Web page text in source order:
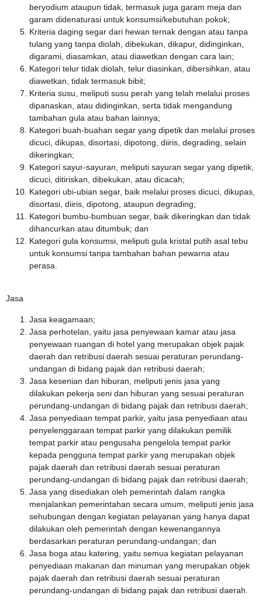
beryodium ataupun tidak, termasuk juga garam meja dan
garam didenaturasi untuk konsumsi/kebutuhan pokok;
Kriteria daging segar dari hewan ternak dengan atau tanpa
tulang yang tanpa diolah, dibekukan, dikapur, didinginkan,
digarami, diasamkan, atau diawetkan dengan cara lain;
Kategori telur tidak diolah, telur diasinkan, dibersihkan, atau
diawetkan, tidak termasuk bibit;
Kriteria susu, meliputi susu perah yang telah melalui proses
dipanaskan, atau didinginkan, serta tidak mengandung
tambahan gula atau bahan lainnya;
Kategori buah-buahan segar yang dipetik dan melalui proses
dicuci, dikupas, disortasi, dipotong, diiris, degrading, selain
dikeringkan;
Kategori sayur-sayuran, meliputi sayuran segar yang dipetik,
dicuci, ditiriskan, dibekukan, atau dicacah;
Kategori ubi-ubian segar, baik melalui proses dicuci, dikupas,
disortasi, diiris, dipotong, ataupun degrading;
Kategori bumbu-bumbuan segar, baik dikeringkan dan tidak
dihancurkan atau ditumbuk; dan
Kategori gula konsumsi, meliputi gula kristal putih asal tebu
untuk konsumsi tanpa tambahan bahan pewarna atau
perasa.
Jasa
Jasa keagamaan;
Jasa perhotelan, yaitu jasa penyewaan kamar atau jasa
penyewaan ruangan di hotel yang merupakan objek pajak
daerah dan retribusi daerah sesuai peraturan perundang-
undangan di bidang pajak dan retribusi daerah;
Jasa kesenian dan hiburan, meliputi jenis jasa yang
dilakukan pekerja seni dan hiburan yang sesuai peraturan
perundang-undangan di bidang pajak dan retribusi daerah;
Jasa penyediaan tempat parkir, yaitu jasa penyediaan atau
penyelenggaraan tempat parkir yang dilakukan pemilik
tempat parkir atau pengusaha pengelola tempat parkir
kepada pengguna tempat parkir yang merupakan objek
pajak daerah dan retribusi daerah sesuai peraturan
perundang-undangan di bidang pajak dan retribusi daerah;
Jasa yang disediakan oleh pemerintah dalam rangka
menjalankan pemerintahan secara umum, meliputi jenis jasa
sehubungan dengan kegiatan pelayanan yang hanya dapat
dilakukan oleh pemerintah dengan kewenangannya
berdasarkan peraturan perundang-undangan; dan
Jasa boga atau katering, yaitu semua kegiatan pelayanan
penyediaan makanan dan minuman yang merupakan objek
pajak daerah dan retribusi daerah sesuai peraturan
perundang-undangan di bidang pajak dan retribusi daerah.